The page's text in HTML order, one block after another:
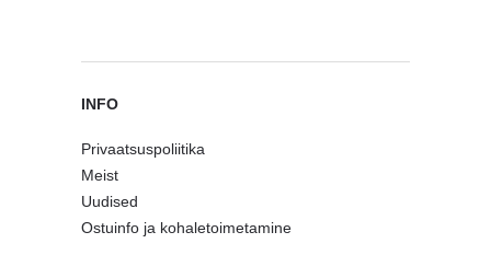
INFO
Privaatsuspoliitika
Meist
Uudised
Ostuinfo ja kohaletoimetamine